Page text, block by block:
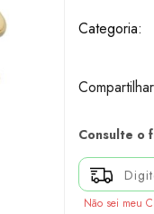
Categoria:
Consulte o
Não sei meu